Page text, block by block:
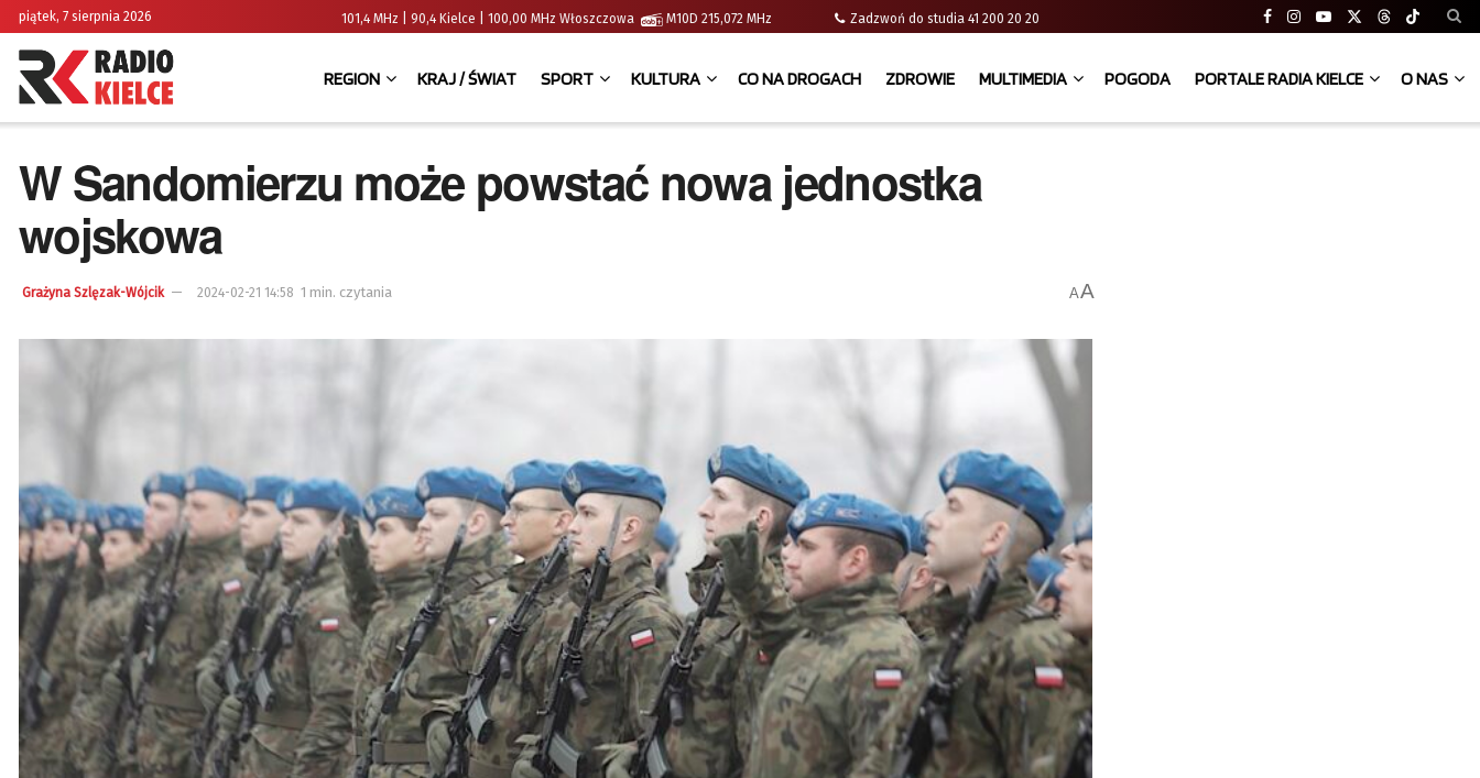
piątek, 7 sierpnia 2026 101,4 MHz | 90,4 Kielce | 100,00 MHz Włoszczowa M10D 215,072 MHz Zadzwoń do studia 41 200 20 20
REGION KRAJ / ŚWIAT SPORT KULTURA CO NA DROGACH ZDROWIE MULTIMEDIA POGODA PORTALE RADIA KIELCE O NAS
W Sandomierzu może powstać nowa jednostka
wojskowa
Grażyna Szlęzak-Wójcik 2024-02-21 14:58 1 min. czytania AA